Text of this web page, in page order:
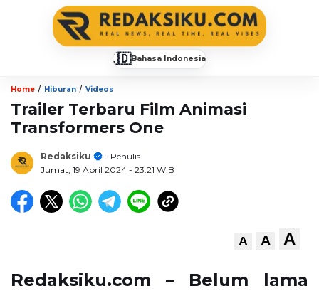
🇮🇩Bahasa Indonesia
Home / Hiburan / Videos
Trailer Terbaru Film Animasi
Transformers One
Redaksiku
- Penulis
Jumat, 19 April 2024 - 23:21 WIB
A A A
Redaksiku.com – Belum lama